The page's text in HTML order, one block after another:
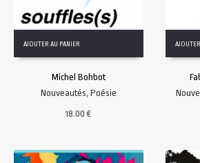
AJOUTER AU PANIER
Michel Bohbot
Nouveautés, Poésie
18.00€